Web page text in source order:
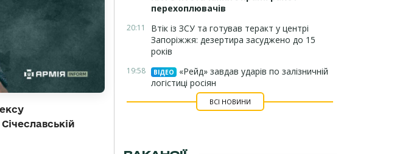
перехоплювачів
20:11
Втік із ЗСУ та готував теракт у центрі
Запоріжжя: дезертира засуджено до 15
років
19:58 ВІДЕО
«Рейд» завдав ударів по залізничній
логістиці росіян
ВСІ НОВИНИ